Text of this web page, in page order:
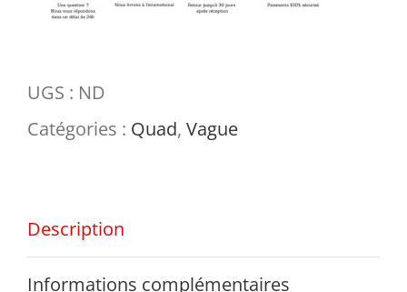
Quad
UGS : ND
Catégories : Quad, Vague
Description
Informations complémentaires